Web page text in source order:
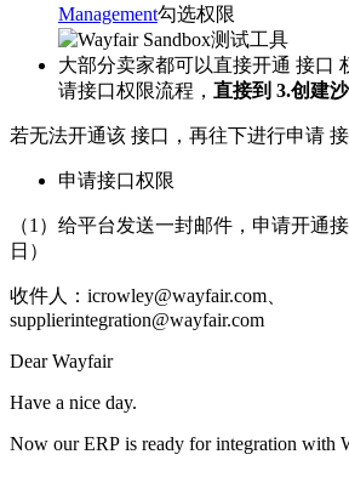
Management勾选权限
大部分卖家都可以直接开通 接口
请接口权限流程， 直接到 3.创建
若无法开通该 接口，再往下进行申请 接
申请接口权限
（1）给平台发送一封邮件，申请开通
日）
收件人： icrowley@wayfair.com
supplierintegration@wayfair.com
Dear Wayfair
Have a nice day.
Now our ERP is ready for integration with